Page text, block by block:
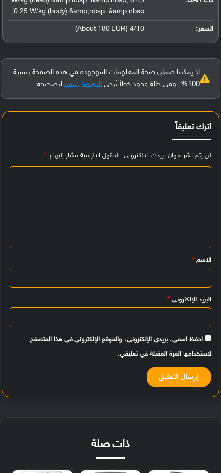
0.25 W/kg (body) &amp;nbsp; &amp;nbsp;
السعر: 4/10 (About 180 EUR)
لا يمكننا ضمان صحة المعلومات الموجودة في هذه الصفحة بنسبة
100%، وفي حالة وجود خطأ يُرجى
التواصل معنا لتصحيحه.
اترك تعليقاً
لن يتم نشر عنوان بريدك الإلكتروني. الحقول الإلزامية مشار إليها بـ*
ي
ق
الاسم *
البريد الإلكتروني *
احفظ اسمي، بريدي الإلكتروني، والموقع الإلكتروني في هذا المتصفح
لاستخدامها المرة المقبلة في تعليقي.
ذات صلة